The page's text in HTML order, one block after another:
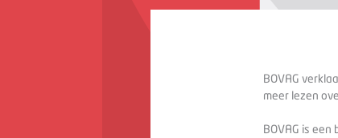
BOVAG
meer lezen
BOVAG is